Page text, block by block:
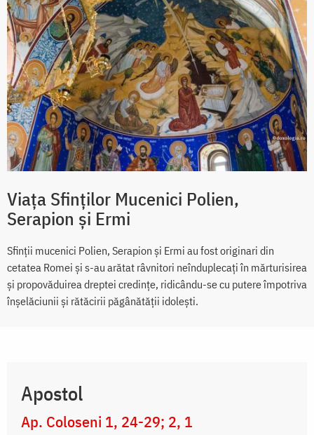
Viața Sfinților Mucenici Polien,
Serapion și Ermi
Sfinții mucenici Polien, Serapion și Ermi au fost originari din
cetatea Romei și s-au arătat râvnitori neînduplecați în mărturisirea
și propovăduirea dreptei credințe, ridicându-se cu putere împotriva
înșelăciunii și rătăcirii păgânătății idolești.
Apostol
Ap. Coloseni 1, 24-29; 2, 1